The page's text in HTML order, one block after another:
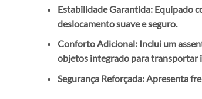
Estabilidade Garantida: Equipado
deslocamento suave e seguro.
Conforto Adicional: Inclui um
objetos integrado para transportar
Segurança Reforçada: Apresenta